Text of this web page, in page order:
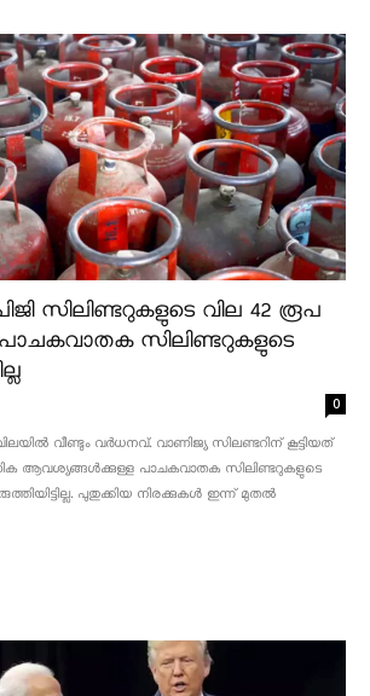
സിലിണ്ടറുകളുടെ വില 42 രൂപ
പാചകവാതക സിലിണ്ടറുകളുടെ
0
വീണ്ടും വർധനവ്. വാണിജ്യ സിലണ്ടറിന് കൂട്ടിയത്
ആവശ്യങ്ങൾക്കുള്ള പാചകവാതക സിലിണ്ടറുകളുടെ
പുതുക്കിയ നിരക്കുകൾ ഇന്ന് മുതൽ